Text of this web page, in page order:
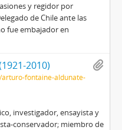
y regidor por
de Chile ante las
fue embajador en
2010)
fontaine-aldunate-
investigador, ensayista y
conservador; miembro de